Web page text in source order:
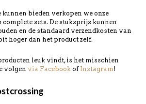
kunnen bieden verkopen we onze
sets. De stuksprijs kunnen
en de standaard verzendkosten van
hoger dan het product zelf.
leuk vindt, is het misschien
volgen via Facebook of Instagram !